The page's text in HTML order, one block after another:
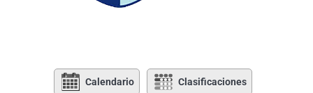
Calendario Clasificaciones